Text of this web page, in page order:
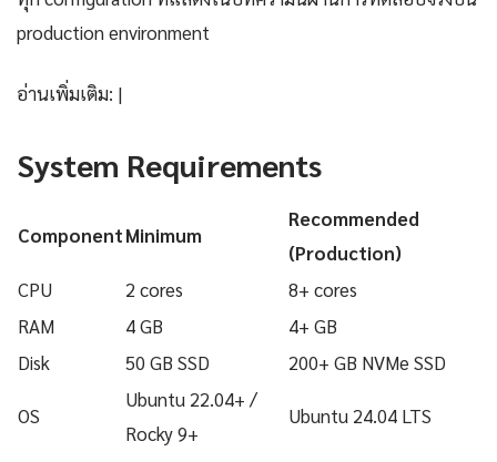
production environment
อ่านเพิ่มเติม: |
System Requirements
ComponentMinimum
Recommended
(Production)
CPU
2 cores
8+ cores
RAM
4 GB
4+ GB
Disk
50 GB SSD 200+ GB NVMe SSD
OS
Ubuntu 22.04+ /
Rocky 9+
Ubuntu 24.04 LTS